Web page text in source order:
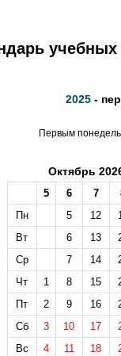
2025 -
Первым
Октябрь
5 6 7
Пн
5 12
Вт
6 13
Ср
7 14
Чт
1 8 15
Пт
2 9 16
Сб
3 10 17
Вс
4 11 18